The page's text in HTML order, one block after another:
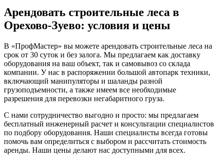
Арендовать строительные леса в
Орехово-Зуево: условия и цены
В «ПрофМастер» вы можете арендовать строительные леса на
срок от 30 суток и без залога. Мы предлагаем как доставку
оборудования на ваш объект, так и самовывоз со склада
компании. У нас в распоряжении большой автопарк техники,
включающий манипуляторы и шаланды разной
грузоподъемности, а также имеем все необходимые
разрешения для перевозки негабаритного груза.
С нами сотрудничество выгодно и просто: мы предлагаем
бесплатный инженерный расчет и консультации специалистов
по подбору оборудования. Наши специалисты всегда готовы
помочь вам определиться с выбором и рассчитать стоимость
аренды. Наши цены делают нас доступными для всех.